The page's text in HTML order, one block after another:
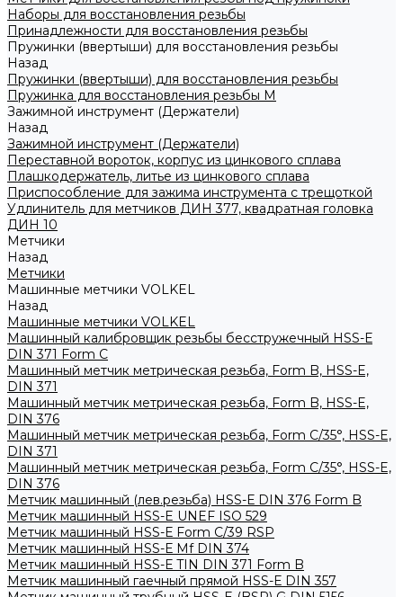
Наборы для восстановления резьбы
Принадлежности для восстановления резьбы
Пружинки (ввертыши) для восстановления резьбы
Назад
Пружинки (ввертыши) для восстановления резьбы
Пружинка для восстановления резьбы M
Зажимной инструмент (Держатели)
Назад
Зажимной инструмент (Держатели)
Переставной вороток, корпус из цинкового сплава
Плашкодержатель, литье из цинкового сплава
Приспособление для зажима инструмента с трещоткой
Удлинитель для метчиков ДИН 377, квадратная головка
ДИН 10
Метчики
Назад
Метчики
Машинные метчики VOLKEL
Назад
Машинные метчики VOLKEL
Машинный калибровщик резьбы бесстружечный HSS-Е
DIN 371 Form C
Машинный метчик метрическая резьба, Form B, HSS-E,
DIN 371
Машинный метчик метрическая резьба, Form B, HSS-E,
DIN 376
Машинный метчик метрическая резьба, Form С/35°, HSS-E,
DIN 371
Машинный метчик метрическая резьба, Form С/35°, HSS-E,
DIN 376
Метчик машинный (лев.резьба) HSS-Е DIN 376 Form B
Метчик машинный HSS-E UNEF ISO 529
Метчик машинный HSS-Е Form C/39 RSP
Метчик машинный HSS-Е Mf DIN 374
Метчик машинный HSS-Е TIN DIN 371 Form B
Метчик машинный гаечный прямой HSS-Е DIN 357